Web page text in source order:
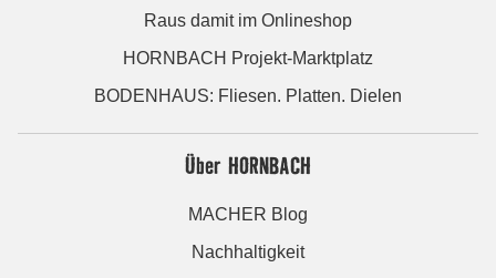
Raus damit im Onlineshop
HORNBACH Projekt-Marktplatz
BODENHAUS: Fliesen. Platten. Dielen
Über HORNBACH
MACHER Blog
Nachhaltigkeit